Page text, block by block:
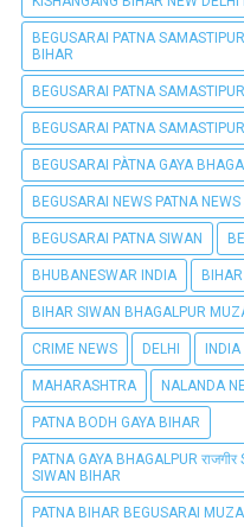
BEGUSARAI PATNA
BIHAR
BEGUSARAI PATNA
BEGUSARAI PATNA
BEGUSARAI PÀTNA GAYA
BEGUSARAI NEWS PATNA
BEGUSARAI PATNA SIWAN
BHUBANESWAR INDIA
BIHAR SIWAN BHAGALPUR
CRIME NEWS DELHI INDIA
MAHARASHTRA NALANDA
PATNA BODH GAYA BIHAR
PATNA GAYA BHAGALPUR
SIWAN BIHAR
PATNA BIHAR BEGUSARAI